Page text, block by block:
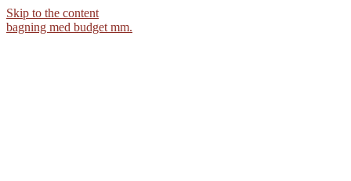
Skip to the content
bagning med budget mm.